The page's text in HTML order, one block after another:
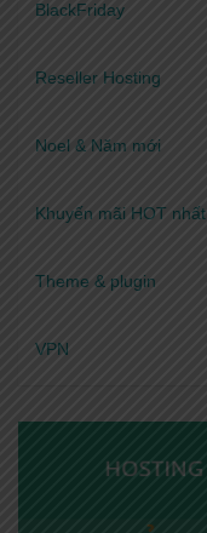
BlackFriday
Reseller Hosting
Noel & Năm mới
Khuyến mãi HOT nhất
Theme & plugin
VPN